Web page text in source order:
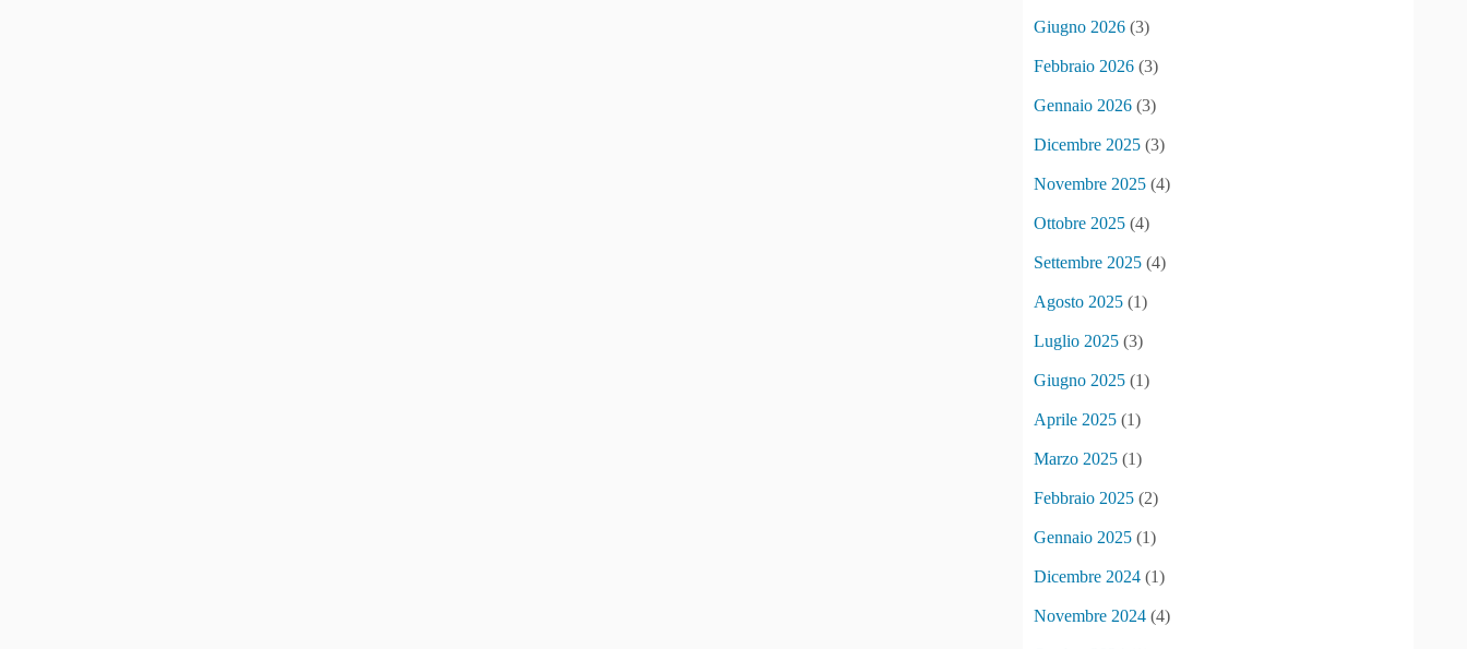
Giugno 2026 (3)
Febbraio 2026 (3)
Gennaio 2026 (3)
Dicembre 2025 (3)
Novembre 2025 (4)
Ottobre 2025 (4)
Settembre 2025 (4)
Agosto 2025 (1)
Luglio 2025 (3)
Giugno 2025 (1)
Aprile 2025 (1)
Marzo 2025 (1)
Febbraio 2025 (2)
Gennaio 2025 (1)
Dicembre 2024 (1)
Novembre 2024 (4)